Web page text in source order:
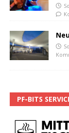
PF-BITS